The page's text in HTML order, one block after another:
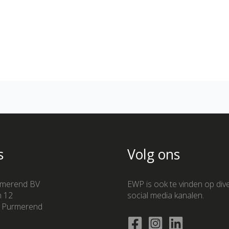
BV
12
Volg ons
EWP is ook te vinden op
social media kanalen.